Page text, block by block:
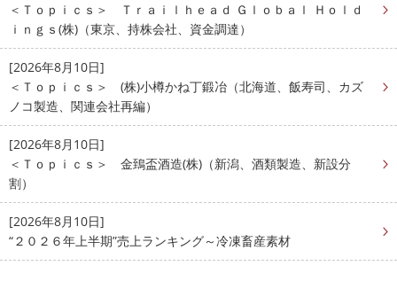
＜Ｔｏｐｉｃｓ＞ Ｔｒａｉｌｈｅａｄ Ｇｌｏｂａｌ Ｈｏｌｄ
ｉｎｇｓ(株)（東京、持株会社、資金調達）
[2026年8月10日]
＜Ｔｏｐｉｃｓ＞ (株)小樽かね丁鍛冶（北海道、飯寿司、カズ
ノコ製造、関連会社再編）
[2026年8月10日]
＜Ｔｏｐｉｃｓ＞ 金鵄盃酒造(株)（新潟、酒類製造、新設分
割）
[2026年8月10日]
“２０２６年上半期”売上ランキング～冷凍畜産素材